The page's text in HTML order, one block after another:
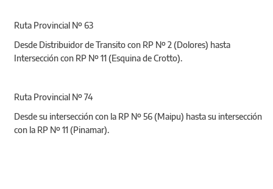
Ruta Provincial Nº 63
Desde Distribuidor de Transito con RP Nº 2 (Dolores) hasta
Intersección con RP Nº 11 (Esquina de Crotto).
Ruta Provincial Nº 74
Desde su intersección con la RP Nº 56 (Maipu) hasta su intersección
con la RP Nº 11 (Pinamar).